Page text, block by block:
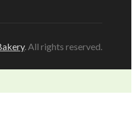
. All rights reserved.